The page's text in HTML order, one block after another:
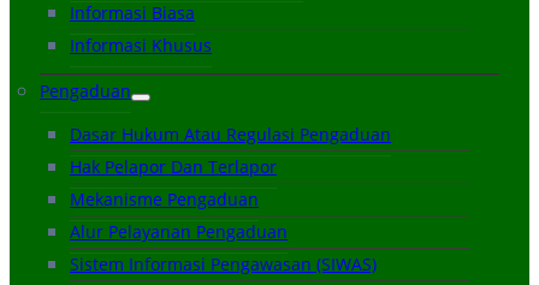
Informasi Biasa
Informasi Khusus
Pengaduan
Dasar Hukum Atau Regulasi Pengaduan
Hak Pelapor Dan Terlapor
Mekanisme Pengaduan
Alur Pelayanan Pengaduan
Sistem Informasi Pengawasan (SIWAS)